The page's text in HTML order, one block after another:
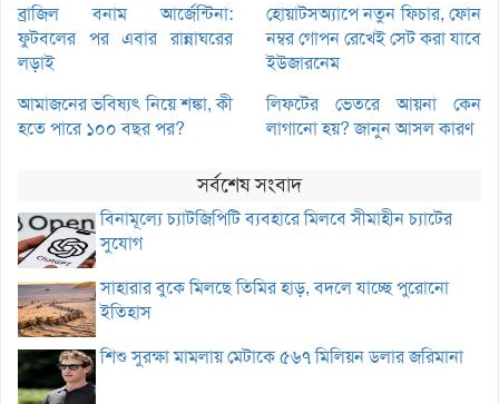
ব্রাজিল বনাম আর্জেন্টিনা:
ফুটবলের পর এবার রান্নাঘরের
লড়াই
হোয়াটসঅ্যাপে নতুন ফিচার, ফোন
নম্বর গোপন রেখেই সেট করা যাবে
ইউজারনেম
আমাজনের ভবিষ্যৎ নিয়ে শঙ্কা, কী
হতে পারে ১০০ বছর পর?
লিফটের ভেতরে আয়না কেন
লাগানো হয়? জানুন আসল কারণ
সর্বশেষ সংবাদ
বিনামূল্যে চ্যাটজিপিটি ব্যবহারে মিলবে সীমাহীন চ্যাটের
সুযোগ
সাহারার বুকে মিলছে তিমির হাড়, বদলে যাচ্ছে পুরোনো
ইতিহাস
শিশু সুরক্ষা মামলায় মেটাকে ৫৬৭ মিলিয়ন ডলার জরিমানা